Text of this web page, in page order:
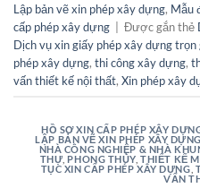
Lập bản vẽ xin phép xây dựng, Mẫu
cấp phép xây dựng
Được gắn thẻ
Dịch vụ xin giấy phép xây dựng trọn
phép xây dựng, thi công xây dựng,
vấn thiết kế nội thất, Xin phép xây
HỒ SƠ XIN CẤP PHÉP XÂY
LẬP BẢN VẼ XIN PHÉP XÂY DỰNG
NHÀ CÔNG NGHIỆP & NHÀ
THỰ PHONG THỦY ,THIẾT KẾ
TỤC XIN CẤP PHÉP XÂY DỰNG
VẤN